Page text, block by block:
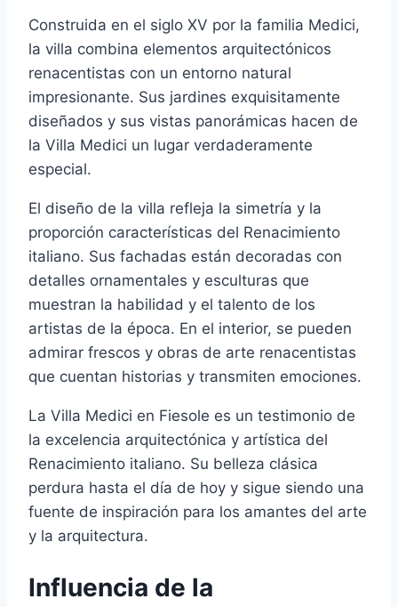
Construida en el siglo XV por la familia Medici,
la villa combina elementos arquitectónicos
renacentistas con un entorno natural
impresionante. Sus jardines exquisitamente
diseñados y sus vistas panorámicas hacen de
la Villa Medici un lugar verdaderamente
especial.
El diseño de la villa refleja la simetría y la
proporción características del Renacimiento
italiano. Sus fachadas están decoradas con
detalles ornamentales y esculturas que
muestran la habilidad y el talento de los
artistas de la época. En el interior, se pueden
admirar frescos y obras de arte renacentistas
que cuentan historias y transmiten emociones.
La Villa Medici en Fiesole es un testimonio de
la excelencia arquitectónica y artística del
Renacimiento italiano. Su belleza clásica
perdura hasta el día de hoy y sigue siendo una
fuente de inspiración para los amantes del arte
y la arquitectura.
Influencia de la